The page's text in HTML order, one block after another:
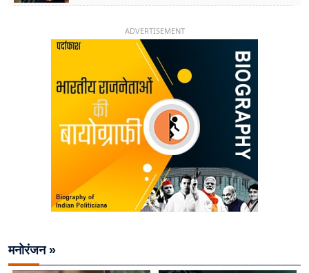
ADVERTISEMENT
मनोरंजन »